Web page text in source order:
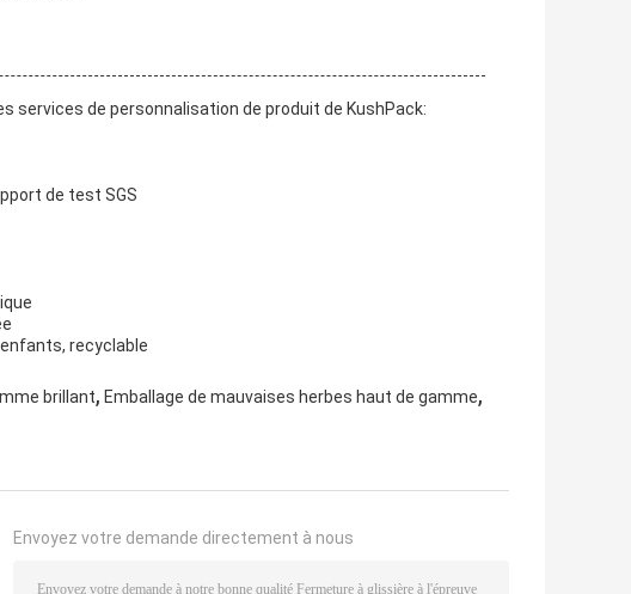
services de personnalisation de produit de KushPack:
de test SGS
recyclable
brillant, Emballage de mauvaises herbes haut de gamme,
Envoyez votre demande directement à nous